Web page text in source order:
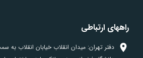
راههای ارتباطی
دفتر تهران: میدان انقلاب خیابان انقلاب به